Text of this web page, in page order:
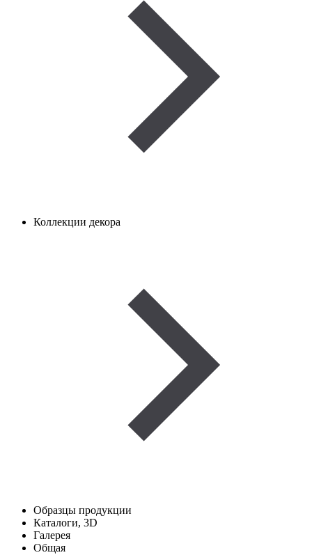
Коллекции декора
Образцы продукции
Каталоги, 3D
Галерея
Общая